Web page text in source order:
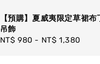
【預購】夏威夷限定草裙布
吊飾
Regular
NT$ 980 - NT$ 1,380